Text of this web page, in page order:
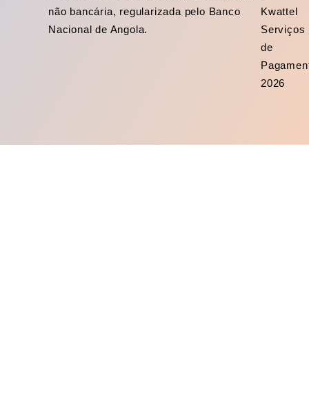
não bancária, regularizada pelo Banco
Nacional de Angola.
Kwattel
Serviços
de
2026